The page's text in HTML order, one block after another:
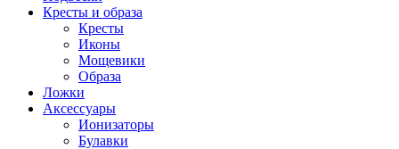
Кресты и образа
Кресты
Иконы
Мощевики
Образа
Ложки
Аксессуары
Ионизаторы
Булавки